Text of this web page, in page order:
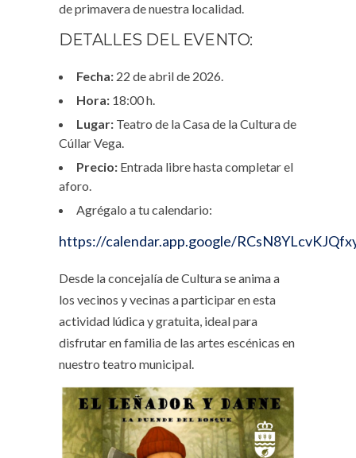
de primavera de nuestra localidad.
DETALLES DEL EVENTO:
Fecha: 22 de abril de 2026.
Hora: 18:00 h.
Lugar: Teatro de la Casa de la Cultura de
Cúllar Vega.
Precio: Entrada libre hasta completar el
aforo.
Agrégalo a tu calendario:
https://calendar.app.google/
Desde la concejalía de Cultura se anima a
los vecinos y vecinas a participar en esta
actividad lúdica y gratuita, ideal para
disfrutar en familia de las artes escénicas en
nuestro teatro municipal.